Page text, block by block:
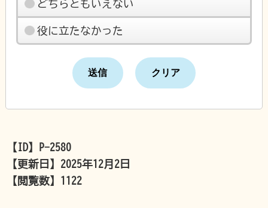
どちらともいえない
役に立たなかった
【ID】
P-2580
【更新日】 2025年12月2日
【閲覧数】 1122